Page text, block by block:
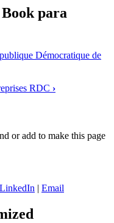
para
Démocratique de
RDC ›
or add to make this page
LinkedIn | Email